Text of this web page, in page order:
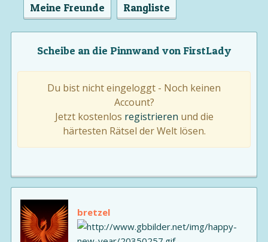
Meine Freunde
Rangliste
Scheibe an die Pinnwand von FirstLady
Du bist nicht eingeloggt - Noch keinen
Account?
Jetzt kostenlos registrieren und die
härtesten Rätsel der Welt lösen.
bretzel